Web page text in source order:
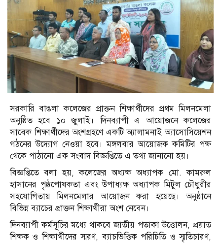
সরকারি বাঙলা কলেজের প্রাক্তন শিক্ষার্থীদের প্রথম মিলনমেলা
অনুষ্ঠিত হবে ১০ জুলাই। দিনব্যাপী এ আয়োজনে কলেজের
সাবেক শিক্ষার্থীদের অংশগ্রহণে একটি অ্যালামনাই অ্যাসোসিয়েশন
গঠনের উদ্যোগ নেওয়া হবে। মঙ্গলবার আয়োজক কমিটির পক্ষ
থেকে পাঠানো এক সংবাদ বিজ্ঞপ্তিতে এ তথ্য জানানো হয়।
বিজ্ঞপ্তিতে বলা হয়, কলেজের অধ্যক্ষ অধ্যাপক মো. কামরুল
হাসানের পৃষ্ঠপোষকতা এবং উপাধ্যক্ষ অধ্যাপক মিটুল চৌধুরীর
সহযোগিতায় মিলনমেলার আয়োজন করা হয়েছে। অনুষ্ঠানে
বিভিন্ন ব্যাচের প্রাক্তন শিক্ষার্থীরা অংশ নেবেন।
দিনব্যাপী কর্মসূচির মধ্যে থাকবে জাতীয় পতাকা উত্তোলন, প্রয়াত
শিক্ষক ও শিক্ষার্থীদের স্মরণ, ব্যাচভিত্তিক পরিচিতি ও স্মৃতিচারণ,